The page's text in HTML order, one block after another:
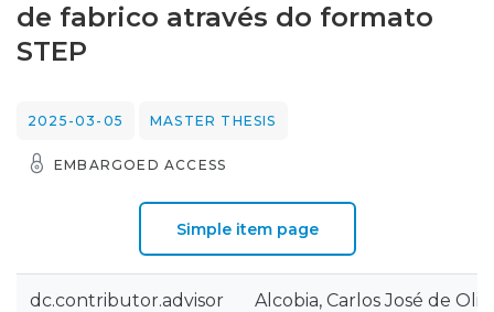
Statistics
de fabrico através do formato
STEP
2025-03-05 MASTER THESIS
EMBARGOED ACCESS
Simple item page
dc.contributor.advisor Alcobia, Carlos José de